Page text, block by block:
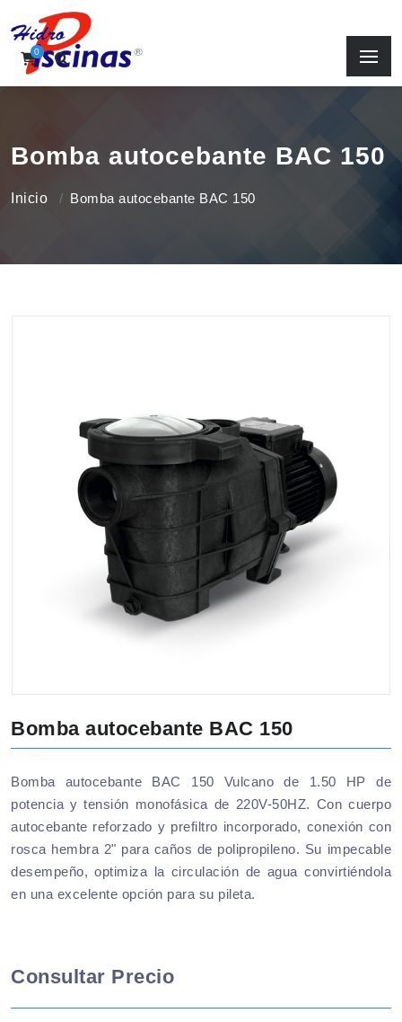
0
Bomba autocebante BAC 150
Inicio Bomba autocebante BAC 150
Bomba autocebante BAC 150
Bomba autocebante BAC 150 Vulcano de 1.50 HP de
potencia y tensión monofásica de 220V-50HZ. Con cuerpo
autocebante reforzado y prefiltro incorporado, conexión con
rosca hembra 2" para caños de polipropileno. Su impecable
desempeño, optimiza la circulación de agua convirtiéndola
en una excelente opción para su pileta.
Consultar Precio